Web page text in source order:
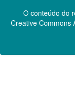
O conteúdo do
Creative Commons